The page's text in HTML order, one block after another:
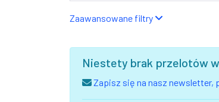
Zaawansowane filtry
Niestety brak przelotów
Zapisz się na nasz newsletter,